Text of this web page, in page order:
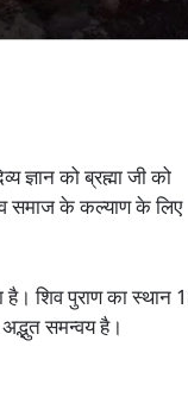
ज्ञान को ब्रह्मा जी को
समाज के कल्याण के लिए
शिव पुराण का स्थान
समन्वय है।